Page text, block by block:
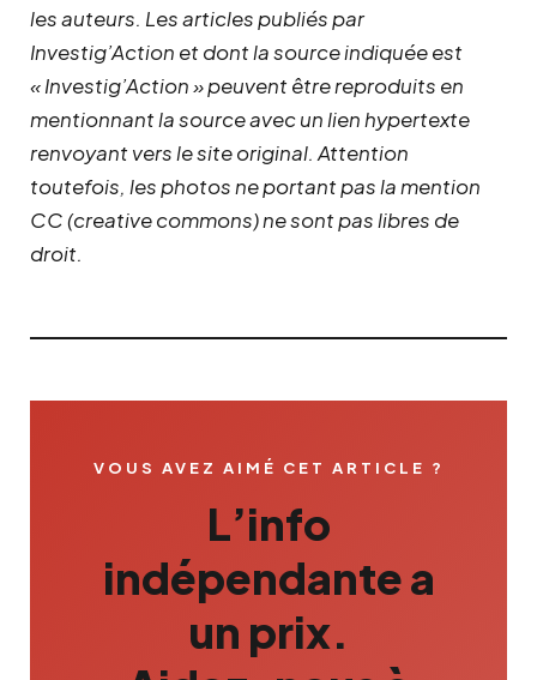
les auteurs. Les articles publiés par
Investig’Action et dont la source indiquée est
« Investig’Action » peuvent être reproduits en
mentionnant la source avec un lien hypertexte
renvoyant vers le site original. Attention
toutefois, les photos ne portant pas la mention
CC (creative commons) ne sont pas libres de
droit.
VOUS AVEZ AIMÉ CET ARTICLE ?
L’info
indépendante a
un prix.